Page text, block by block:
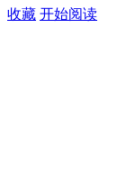
收藏 开始阅读